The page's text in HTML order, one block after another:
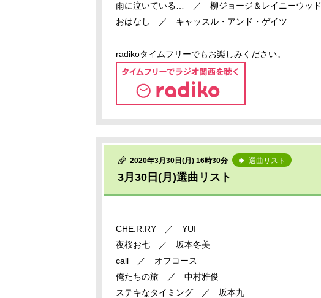
雨に泣いている… ／ 柳ジョージ＆レイニーウッド
おはなし ／ キャッスル・アンド・ゲイツ
radikoタイムフリーでもお楽しみください。
2020年3月30日(月) 16時30分 選曲リスト
3月30日(月)選曲リスト
CHE.R.RY ／ YUI
夜桜お七 ／ 坂本冬美
call ／ オフコース
俺たちの旅 ／ 中村雅俊
ステキなタイミング ／ 坂本九